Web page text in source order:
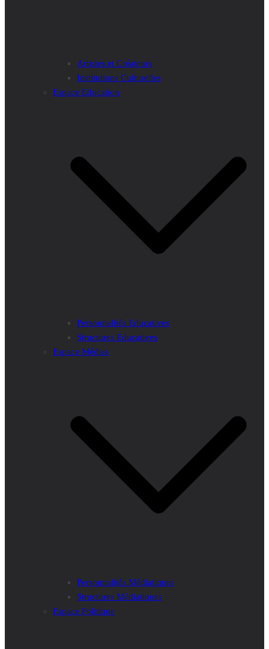
Artistes et Créateurs
Institutions Culturelles
Espace Education
Personnalités Educatives
Structures Educatives
Espace Médias
Personnalités Médiatiques
Structures Médiatiques
Espace Politique